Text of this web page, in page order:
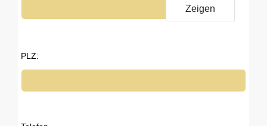
Zeigen
PLZ: